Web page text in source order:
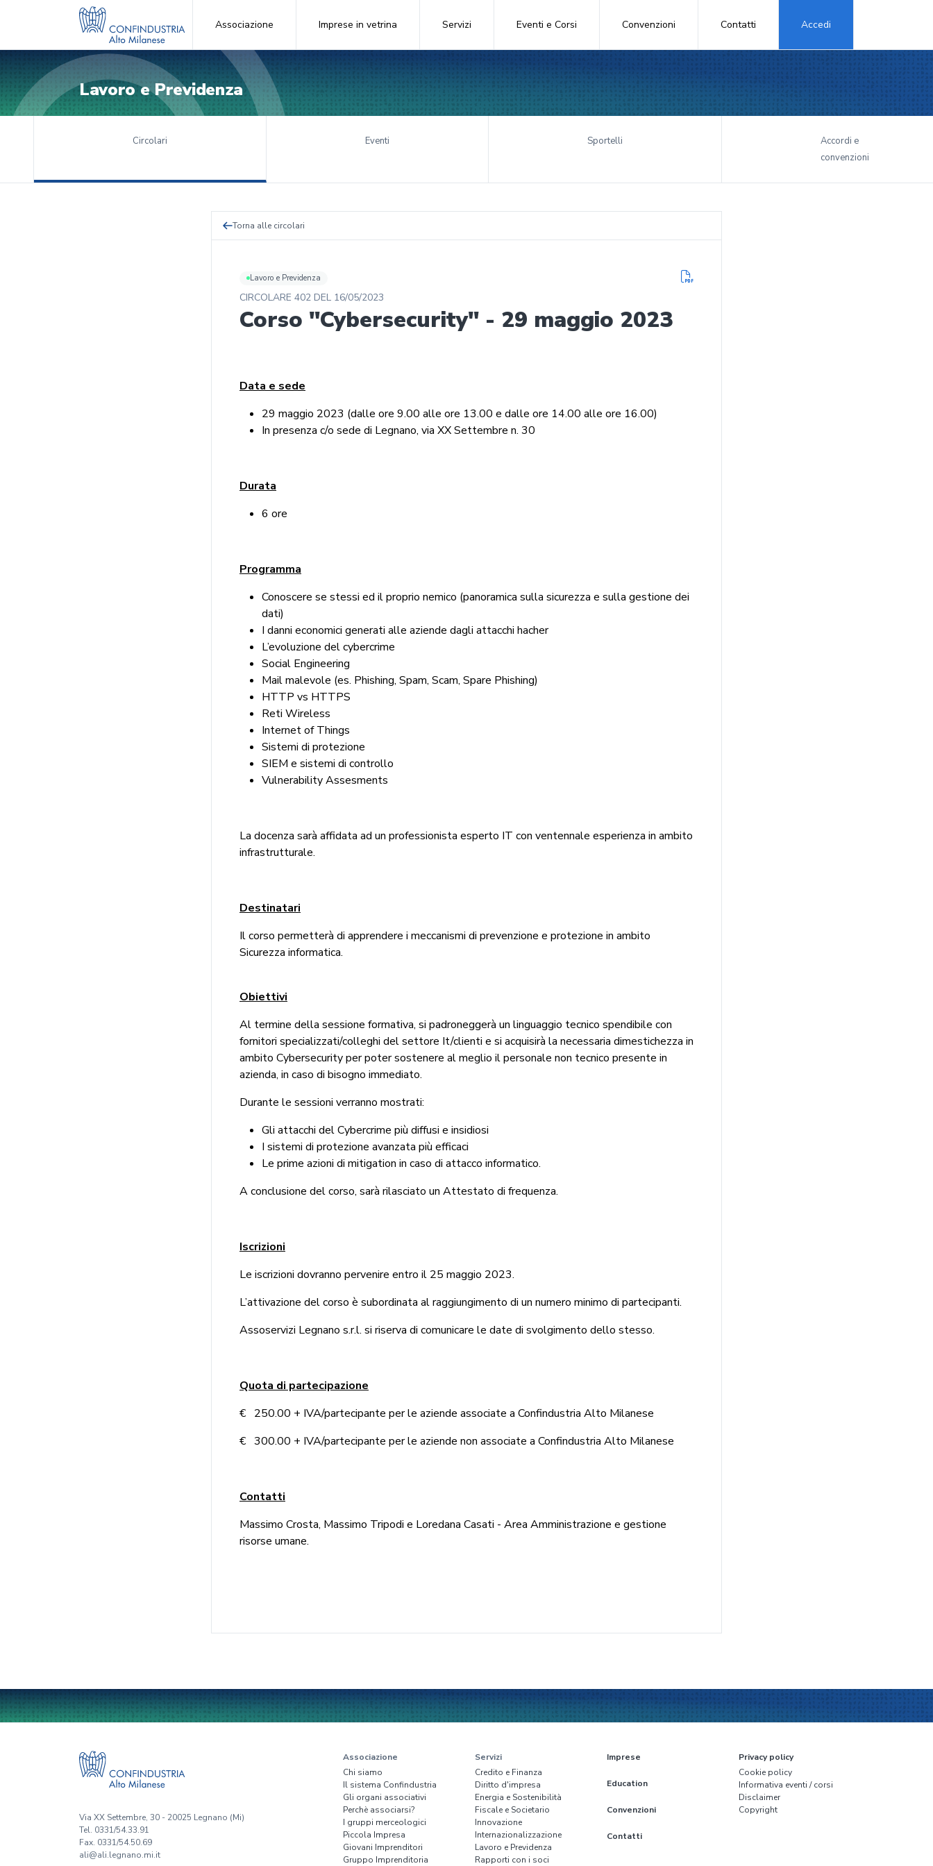
Associazione Imprese in vetrina Servizi Eventi e Corsi Convenzioni Contatti Accedi
Lavoro e Previdenza
Circolari Eventi Sportelli
Accordi e
convenzioni
Torna alle circolari
Lavoro e Previdenza
CIRCOLARE 402 DEL 16/05/2023
Corso "Cybersecurity" - 29 maggio 2023
Data e sede
29 maggio 2023 (dalle ore 9.00 alle ore 13.00 e dalle ore 14.00 alle ore 16.00)
In presenza c/o sede di Legnano, via XX Settembre n. 30
Durata
6 ore
Programma
Conoscere se stessi ed il proprio nemico (panoramica sulla sicurezza e sulla gestione dei
dati)
I danni economici generati alle aziende dagli attacchi hacher
L’evoluzione del cybercrime
Social Engineering
Mail malevole (es. Phishing, Spam, Scam, Spare Phishing)
HTTP vs HTTPS
Reti Wireless
Internet of Things
Sistemi di protezione
SIEM e sistemi di controllo
Vulnerability Assesments
La docenza sarà affidata ad un professionista esperto IT con ventennale esperienza in ambito
infrastrutturale.
Destinatari
Il corso permetterà di apprendere i meccanismi di prevenzione e protezione in ambito
Sicurezza informatica.
Obiettivi
Al termine della sessione formativa, si padroneggerà un linguaggio tecnico spendibile con
fornitori specializzati/colleghi del settore It/clienti e si acquisirà la necessaria dimestichezza in
ambito Cybersecurity per poter sostenere al meglio il personale non tecnico presente in
azienda, in caso di bisogno immediato.
Durante le sessioni verranno mostrati:
Gli attacchi del Cybercrime più diffusi e insidiosi
I sistemi di protezione avanzata più efficaci
Le prime azioni di mitigation in caso di attacco informatico.
A conclusione del corso, sarà rilasciato un Attestato di frequenza.
Iscrizioni
Le iscrizioni dovranno pervenire entro il 25 maggio 2023.
L’attivazione del corso è subordinata al raggiungimento di un numero minimo di partecipanti.
Assoservizi Legnano s.r.l. si riserva di comunicare le date di svolgimento dello stesso.
Quota di partecipazione
€ 250.00 + IVA/partecipante per le aziende associate a Confindustria Alto Milanese
€ 300.00 + IVA/partecipante per le aziende non associate a Confindustria Alto Milanese
Contatti
Massimo Crosta, Massimo Tripodi e Loredana Casati - Area Amministrazione e gestione
risorse umane.
Via XX Settembre, 30 - 20025 Legnano (Mi)
Tel. 0331/54.33.91
Fax. 0331/54.50.69
ali@ali.legnano.mi.it
Associazione
Chi siamo
Il sistema Confindustria
Gli organi associativi
Perchè associarsi?
I gruppi merceologici
Piccola Impresa
Giovani Imprenditori
Gruppo Imprenditoria
Servizi
Credito e Finanza
Diritto d'impresa
Energia e Sostenibilità
Fiscale e Societario
Innovazione
Internazionalizzazione
Lavoro e Previdenza
Rapporti con i soci
Imprese
Education
Convenzioni
Contatti
Privacy policy
Cookie policy
Informativa eventi / corsi
Disclaimer
Copyright